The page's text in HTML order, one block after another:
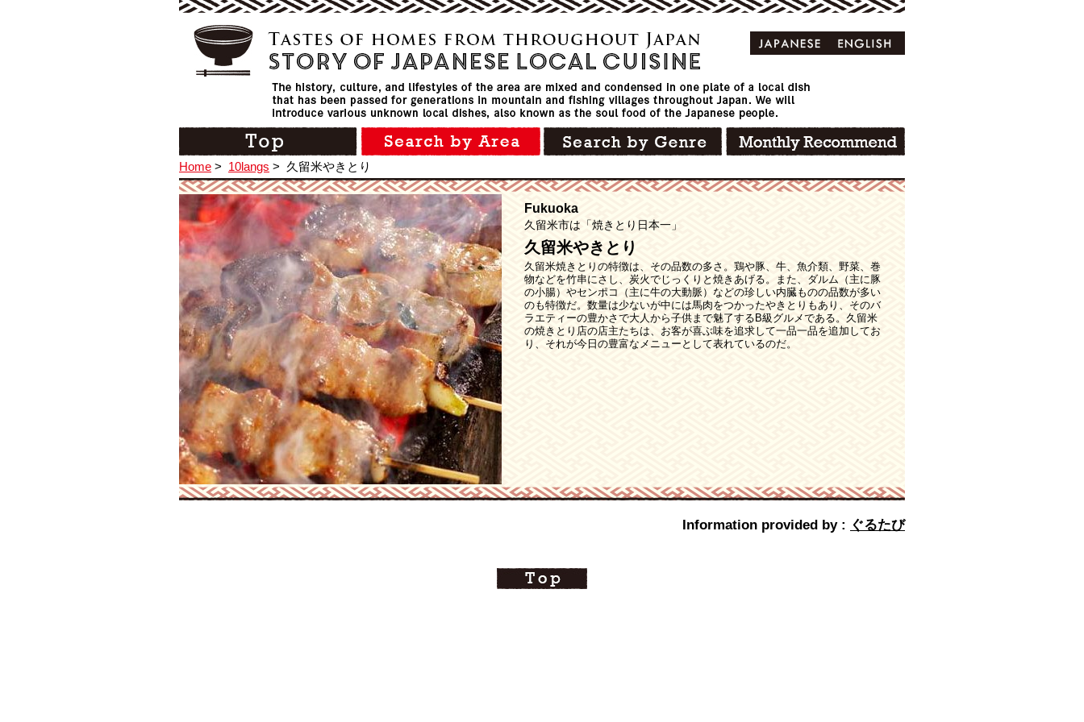
Home > 10langs > 久留米やきとり
Fukuoka
久留米市は「焼きとり日本一」
久留米やきとり
久留米焼きとりの特徴は、その品数の多さ。鶏や豚、牛、魚介類、野菜、巻
物などを竹串にさし、炭火でじっくりと焼きあげる。また、ダルム（主に豚
の小腸）やセンポコ（主に牛の大動脈）などの珍しい内臓ものの品数が多い
のも特徴だ。数量は少ないが中には馬肉をつかったやきとりもあり、そのバ
ラエティーの豊かさで大人から子供まで魅了するB級グルメである。久留米
の焼きとり店の店主たちは、お客が喜ぶ味を追求して一品一品を追加してお
り、それが今日の豊富なメニューとして表れているのだ。
Information provided by : ぐるたび